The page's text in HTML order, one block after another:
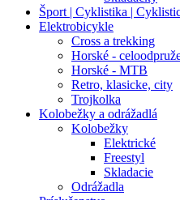
Šport | Cyklistika |
Elektrobicykle
Cross a trekking
Horské -
Horské - MTB
Retro, klasicke, city
Trojkolka
Kolobežky a odrážadlá
Kolobežky
Elektrické
Freestyl
Skladacie
Odrážadla